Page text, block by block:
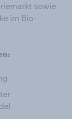
sowie
im Bio-